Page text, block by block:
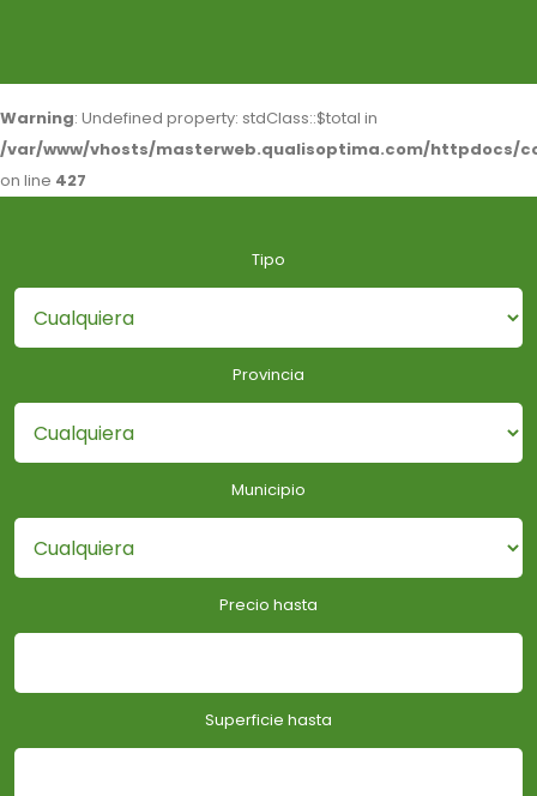
Warning: Undefined property: stdClass::$total in
/var/www/vhosts/masterweb.qualisoptima.com/httpdocs/
on line 427
Tipo
Provincia
Municipio
Precio hasta
Superficie hasta